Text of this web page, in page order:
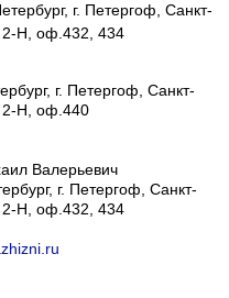
г. Петергоф, Санкт-
2-Н, оф.432, 434
г. Петергоф, Санкт-
2-Н, оф.440
Валерьевич
г. Петергоф, Санкт-
2-Н, оф.432, 434